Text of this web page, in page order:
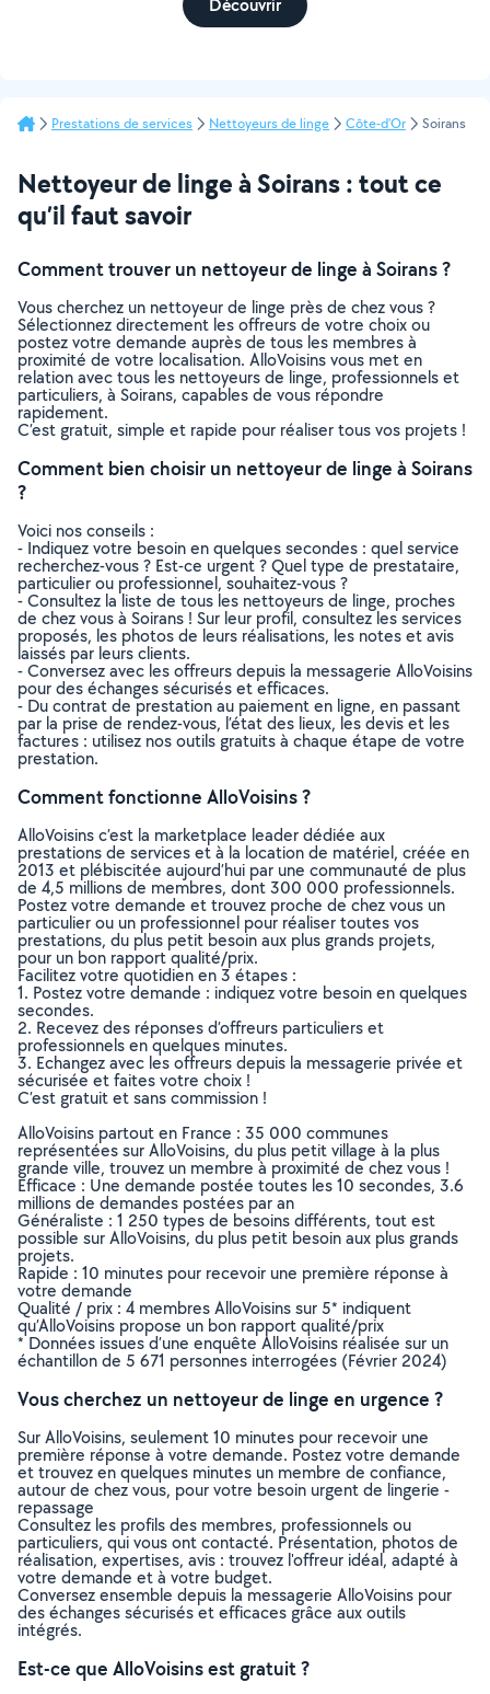
Découvrir
Prestations de services Nettoyeurs de linge Côte-d'Or Soirans
Nettoyeur de linge à Soirans : tout ce
qu’il faut savoir
Comment trouver un nettoyeur de linge à Soirans ?
Vous cherchez un nettoyeur de linge près de chez vous ?
Sélectionnez directement les offreurs de votre choix ou
postez votre demande auprès de tous les membres à
proximité de votre localisation. AlloVoisins vous met en
relation avec tous les nettoyeurs de linge, professionnels et
particuliers, à Soirans, capables de vous répondre
rapidement.
C’est gratuit, simple et rapide pour réaliser tous vos projets !
Comment bien choisir un nettoyeur de linge à Soirans
?
Voici nos conseils :
- Indiquez votre besoin en quelques secondes : quel service
recherchez-vous ? Est-ce urgent ? Quel type de prestataire,
particulier ou professionnel, souhaitez-vous ?
- Consultez la liste de tous les nettoyeurs de linge, proches
de chez vous à Soirans ! Sur leur profil, consultez les services
proposés, les photos de leurs réalisations, les notes et avis
laissés par leurs clients.
- Conversez avec les offreurs depuis la messagerie AlloVoisins
pour des échanges sécurisés et efficaces.
- Du contrat de prestation au paiement en ligne, en passant
par la prise de rendez-vous, l’état des lieux, les devis et les
factures : utilisez nos outils gratuits à chaque étape de votre
prestation.
Comment fonctionne AlloVoisins ?
AlloVoisins c’est la marketplace leader dédiée aux
prestations de services et à la location de matériel, créée en
2013 et plébiscitée aujourd’hui par une communauté de plus
de 4,5 millions de membres, dont 300 000 professionnels.
Postez votre demande et trouvez proche de chez vous un
particulier ou un professionnel pour réaliser toutes vos
prestations, du plus petit besoin aux plus grands projets,
pour un bon rapport qualité/prix.
Facilitez votre quotidien en 3 étapes :
1. Postez votre demande : indiquez votre besoin en quelques
secondes.
2. Recevez des réponses d’offreurs particuliers et
professionnels en quelques minutes.
3. Echangez avec les offreurs depuis la messagerie privée et
sécurisée et faites votre choix !
C’est gratuit et sans commission !
AlloVoisins partout en France : 35 000 communes
représentées sur AlloVoisins, du plus petit village à la plus
grande ville, trouvez un membre à proximité de chez vous !
Efficace : Une demande postée toutes les 10 secondes, 3.6
millions de demandes postées par an
Généraliste : 1 250 types de besoins différents, tout est
possible sur AlloVoisins, du plus petit besoin aux plus grands
projets.
Rapide : 10 minutes pour recevoir une première réponse à
votre demande
Qualité / prix : 4 membres AlloVoisins sur 5* indiquent
qu’AlloVoisins propose un bon rapport qualité/prix
* Données issues d’une enquête AlloVoisins réalisée sur un
échantillon de 5 671 personnes interrogées (Février 2024)
Vous cherchez un nettoyeur de linge en urgence ?
Sur AlloVoisins, seulement 10 minutes pour recevoir une
première réponse à votre demande. Postez votre demande
et trouvez en quelques minutes un membre de confiance,
autour de chez vous, pour votre besoin urgent de lingerie -
repassage
Consultez les profils des membres, professionnels ou
particuliers, qui vous ont contacté. Présentation, photos de
réalisation, expertises, avis : trouvez l'offreur idéal, adapté à
votre demande et à votre budget.
Conversez ensemble depuis la messagerie AlloVoisins pour
des échanges sécurisés et efficaces grâce aux outils
intégrés.
Est-ce que AlloVoisins est gratuit ?